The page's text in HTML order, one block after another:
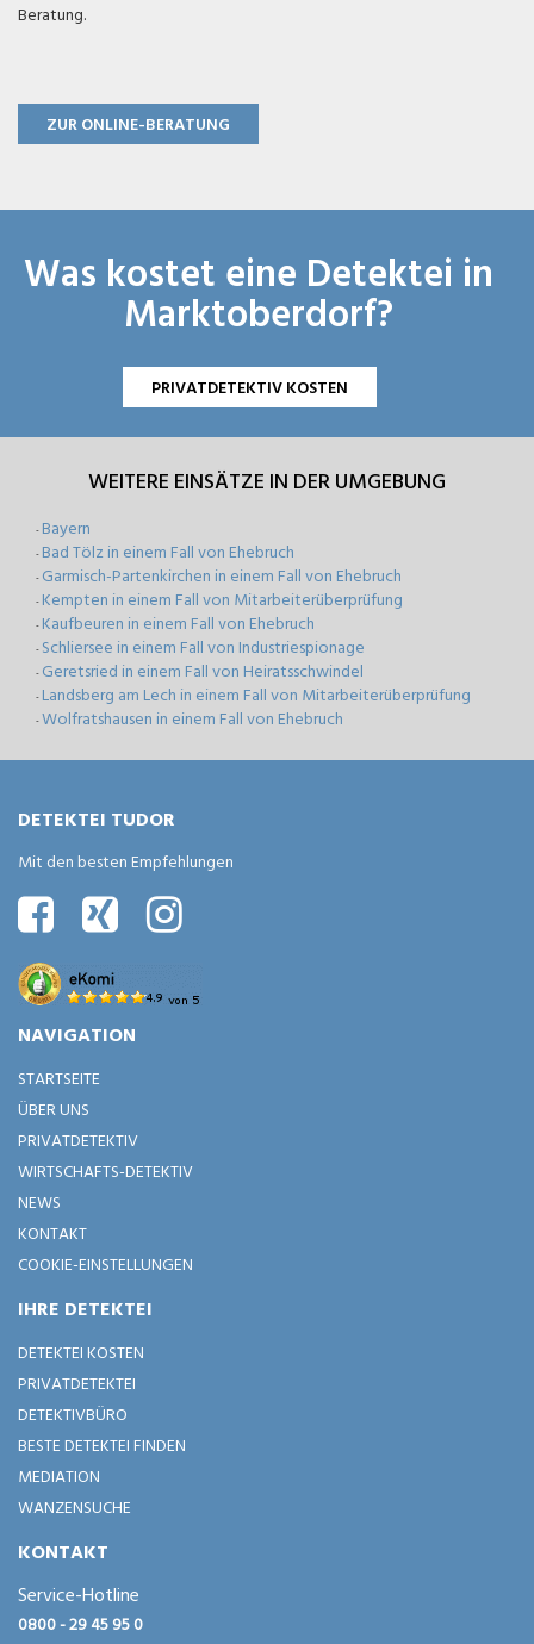
Beratung.
ZUR ONLINE-BERATUNG
Was kostet eine Detektei in
Marktoberdorf?
PRIVATDETEKTIV KOSTEN
WEITERE EINSÄTZE IN DER UMGEBUNG
- Bayern
- Bad Tölz in einem Fall von Ehebruch
- Garmisch-Partenkirchen in einem Fall von Ehebruch
- Kempten in einem Fall von Mitarbeiterüberprüfung
- Kaufbeuren in einem Fall von Ehebruch
- Schliersee in einem Fall von Industriespionage
- Geretsried in einem Fall von Heiratsschwindel
- Landsberg am Lech in einem Fall von Mitarbeiterüberprüfung
-Wolfratshausen in einem Fall von Ehebruch
DETEKTEI TUDOR
Mit den besten Empfehlungen
NAVIGATION
STARTSEITE
ÜBER UNS
PRIVATDETEKTIV
WIRTSCHAFTS-DETEKTIV
NEWS
KONTAKT
COOKIE-EINSTELLUNGEN
IHRE DETEKTEI
DETEKTEI KOSTEN
PRIVATDETEKTEI
DETEKTIVBÜRO
BESTE DETEKTEI FINDEN
MEDIATION
WANZENSUCHE
KONTAKT
Service-Hotline
0800 - 29 45 95 0